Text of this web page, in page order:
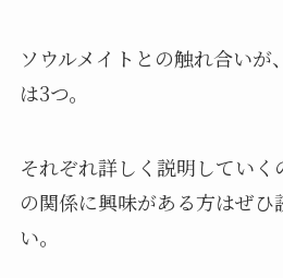
ソウルメイトとの触れ合い
は3つ。
それぞれ詳しく説明していく
の関係に興味がある方はぜひ
い。